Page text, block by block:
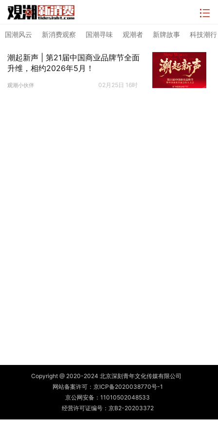
国潮风云 新消费观察 国潮寻味 观潮者 新牌故事 科技潮行
潮起新声 | 第21届中国商业品牌节全面
升维，相约2026年5月！
观潮小伙伴 02月25日 16时
Copyright @ 2020-2024 北京深刻青年文化传媒有限公司
网站备案许可： 京ICP备2020038770号-1
京公网安备： 11010502048533
经营许可证编号：京B2-20203372